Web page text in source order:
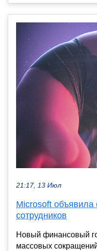
21:17, 13 Июл
Microsoft объявила
сотрудников
Новый финансовый
массовых